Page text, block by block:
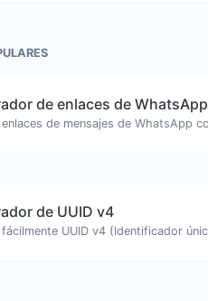
de enlaces de WhatsApp
de UUID v4